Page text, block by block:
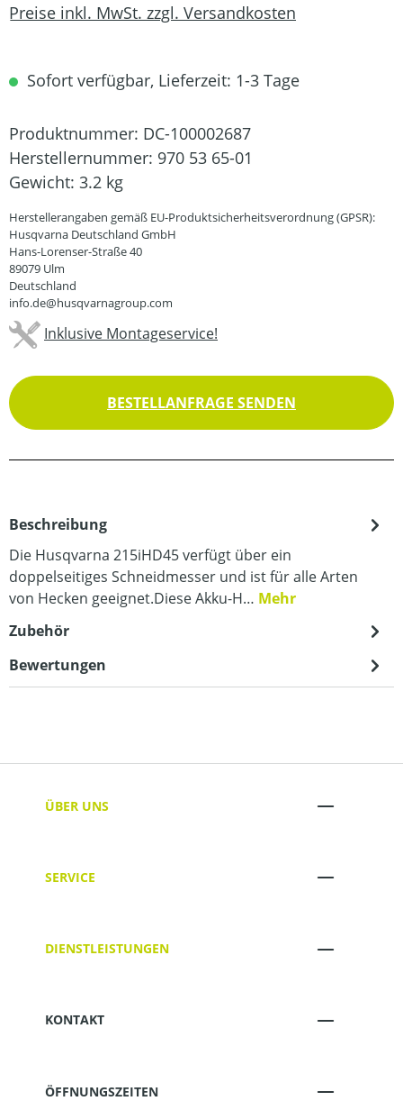
Preise inkl. MwSt. zzgl. Versandkosten
Sofort verfügbar, Lieferzeit: 1-3 Tage
Produktnummer: DC-100002687
Herstellernummer: 970 53 65-01
Gewicht: 3.2 kg
Herstellerangaben gemäß EU-Produktsicherheitsverordnung (GPSR):
Husqvarna Deutschland GmbH
Hans-Lorenser-Straße 40
89079 Ulm
Deutschland
info.de@husqvarnagroup.com
Inklusive Montageservice!
BESTELLANFRAGE SENDEN
Beschreibung
Die Husqvarna 215iHD45 verfügt über ein
doppelseitiges Schneidmesser und ist für alle Arten
von Hecken geeignet.Diese Akku-H… Mehr
Zubehör
Bewertungen
ÜBER UNS
SERVICE
DIENSTLEISTUNGEN
KONTAKT
ÖFFNUNGSZEITEN